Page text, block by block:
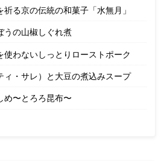
祈る京の伝統の和菓子「水無月」
うの山椒しぐれ煮
使わないしっとりローストポーク
ィ・サレ）と大豆の煮込みスープ
め〜とろろ昆布〜